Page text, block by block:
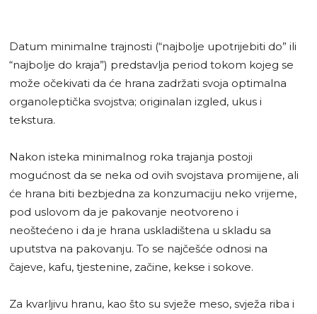
Datum minimalne trajnosti (“najbolje upotrijebiti do” ili
“najbolje do kraja”) predstavlja period tokom kojeg se
može očekivati da će hrana zadržati svoja optimalna
organoleptička svojstva; originalan izgled, ukus i
tekstura.
Nakon isteka minimalnog roka trajanja postoji
mogućnost da se neka od ovih svojstava promijene, ali
će hrana biti bezbjedna za konzumaciju neko vrijeme,
pod uslovom da je pakovanje neotvoreno i
neoštećeno i da je hrana uskladištena u skladu sa
uputstva na pakovanju. To se najčešće odnosi na
čajeve, kafu, tjestenine, začine, kekse i sokove.
Za kvarljivu hranu, kao što su svježe meso, svježa riba i